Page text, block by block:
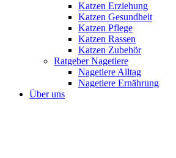
Katzen Erziehung
Katzen Gesundheit
Katzen Pflege
Katzen Rassen
Katzen Zubehör
Ratgeber Nagetiere
Nagetiere Alltag
Nagetiere Ernährung
Über uns